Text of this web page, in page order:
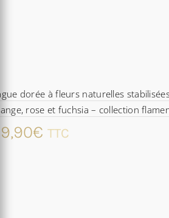
dorée à fleurs naturelles
rose et fuchsia – collection
€ TTC